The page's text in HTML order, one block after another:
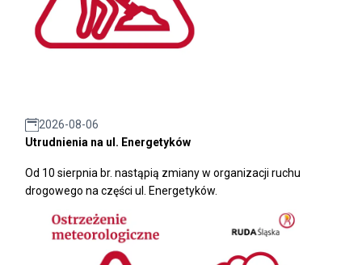
2026-08-06
Utrudnienia na ul. Energetyków
Od 10 sierpnia br. nastąpią zmiany w organizacji ruchu
drogowego na części ul. Energetyków.